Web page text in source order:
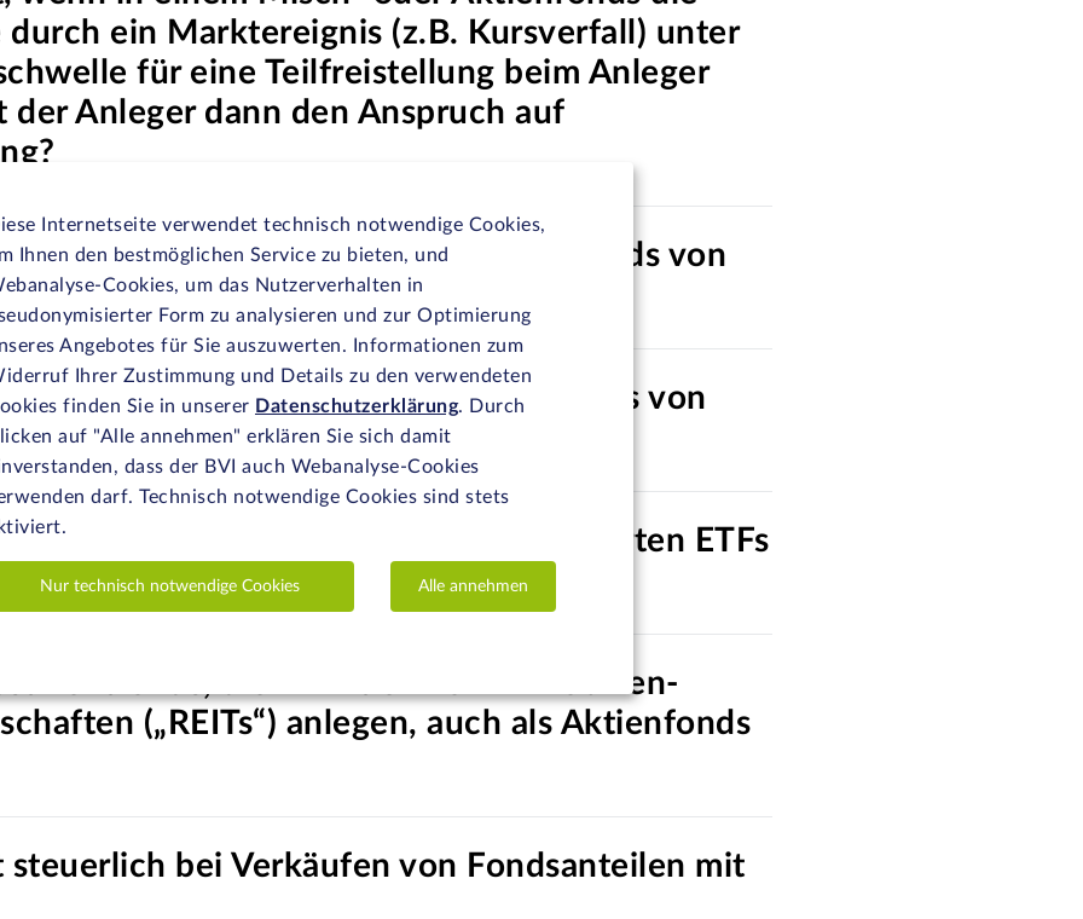
ein Marktereignis (z.B. Kursverfall) unter
für eine Teilfreistellung beim Anleger
der Anleger dann den Anspruch auf
Anleger bei offenen Immobilienfonds von
Anleger physisch replizierender ETFs von
für Aktienfonds?
replizierenden / Swap-basierten ETFs
die in Aktien von Immobilien-
(„REITs“) anlegen, auch als Aktienfonds
steuerlich bei Verkäufen von Fondsanteilen mit
Internetseite verwendet technisch notwendige Cookies,
Ihnen den bestmöglichen Service zu bieten, und
Cookies, um das Nutzerverhalten in
Form zu analysieren und zur Optimierung
Angebotes für Sie auszuwerten. Informationen zum
Ihrer Zustimmung und Details zu den verwendeten
finden Sie in unserer Datenschutzerklärung. Durch
auf "Alle annehmen" erklären Sie sich damit
dass der BVI auch Webanalyse-Cookies
darf. Technisch notwendige Cookies sind stets
Nur technisch notwendige Cookies Alle annehmen